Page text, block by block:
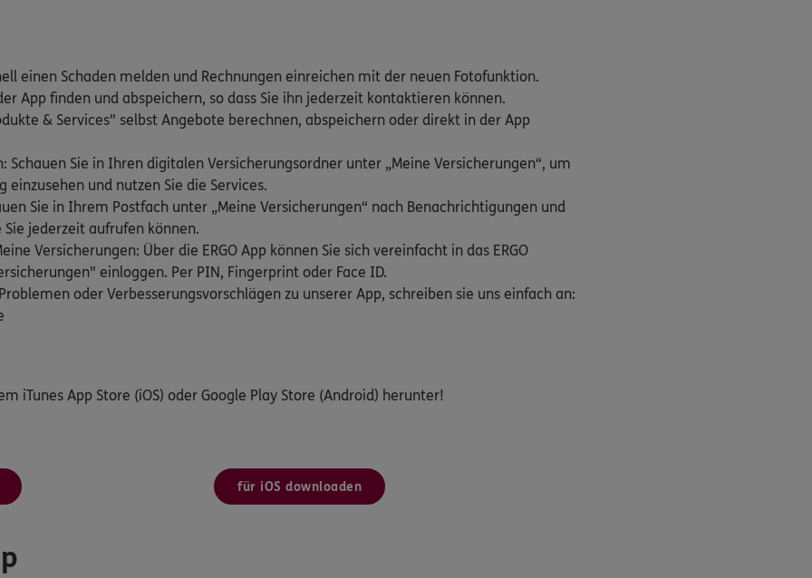
einen Schaden melden und Rechnungen einreichen mit der neuen Fotofunktion.
App finden und abspeichern, so dass Sie ihn jederzeit kontaktieren können.
& Services" selbst Angebote berechnen, abspeichern oder direkt in der App
Schauen Sie in Ihren digitalen Versicherungsordner unter „Meine Versicherungen“, um
einzusehen und nutzen Sie die Services.
Sie in Ihrem Postfach unter „Meine Versicherungen“ nach Benachrichtigungen und
jederzeit aufrufen können.
Versicherungen: Über die ERGO App können Sie sich vereinfacht in das ERGO
einloggen. Per PIN, Fingerprint oder Face ID.
oder Verbesserungsvorschlägen zu unserer App, schreiben sie uns einfach an:
iTunes App Store (iOS) oder Google Play Store (Android) herunter!
für iOS downloaden